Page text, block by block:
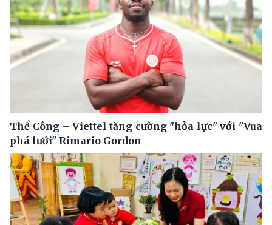
Thể Công – Viettel tăng cường "hỏa lực" với "Vua
phá lưới" Rimario Gordon